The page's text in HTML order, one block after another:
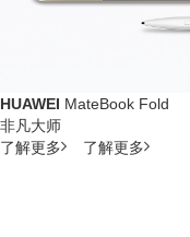
HUAWEI MateBook Fold
非凡大师
了解更多
了解更多